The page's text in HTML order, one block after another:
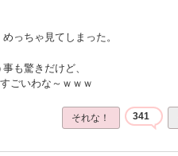
っちゃ見てしまった。
も驚きだけど、
ごいわな～ｗｗｗ
それな！ 341